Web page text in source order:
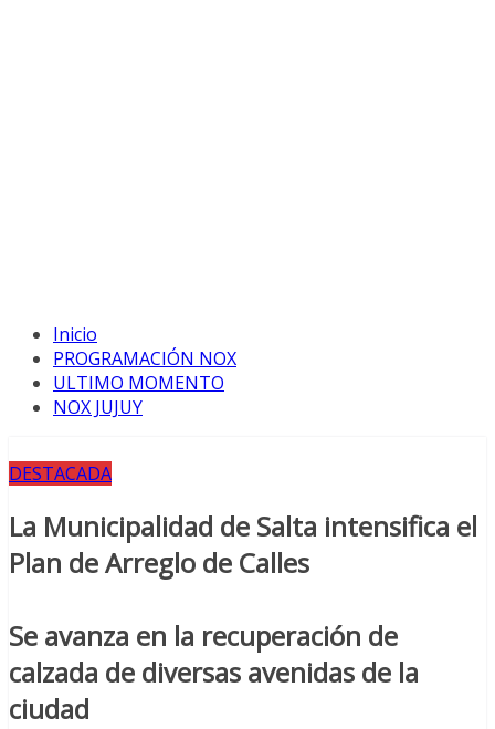
Inicio
PROGRAMACIÓN NOX
ULTIMO MOMENTO
NOX JUJUY
DESTACADA
La Municipalidad de Salta intensifica el
Plan de Arreglo de Calles
Se avanza en la recuperación de
calzada de diversas avenidas de la
ciudad